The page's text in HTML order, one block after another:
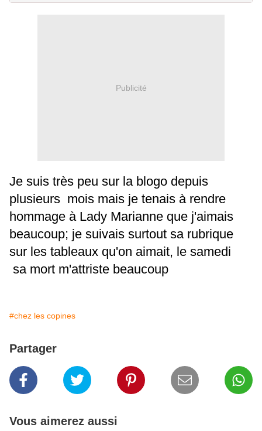
Publicité
Je suis très peu sur la blogo depuis
plusieurs mois mais je tenais à rendre
hommage à Lady Marianne que j'aimais
beaucoup; je suivais surtout sa rubrique
sur les tableaux qu'on aimait, le samedi
sa mort m'attriste beaucoup
#chez les copines
Partager
Vous aimerez aussi